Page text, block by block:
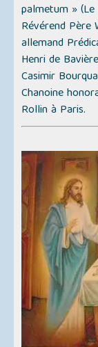
palmetum »
Révérend Père
allemand
Henri de
Casimir
Chanoine
Rollin à Paris.